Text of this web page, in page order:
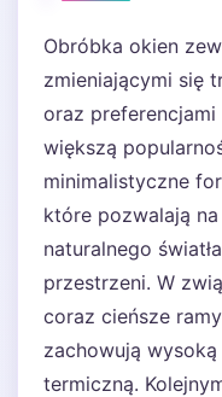
Obróbka okien
zmieniającymi się
oraz
większą
minimalistyczne
które pozwalają
naturalnego
przestrzeni. W
coraz cieńsze
zachowują
termiczną.